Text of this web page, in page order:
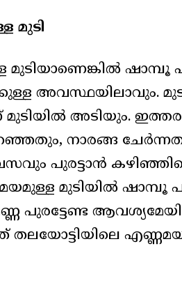
മുടി
ഷാമ്പൂ
അവസ്ഥയിലാവും. മുടി
മുടിയില്‍ അടിയും.
നാരങ്ങ
പുരട്ടാന്‍
മുടിയില്‍ ഷാമ്പൂ
പുരട്ടേണ്ട
തലയോട്ടിയിലെ